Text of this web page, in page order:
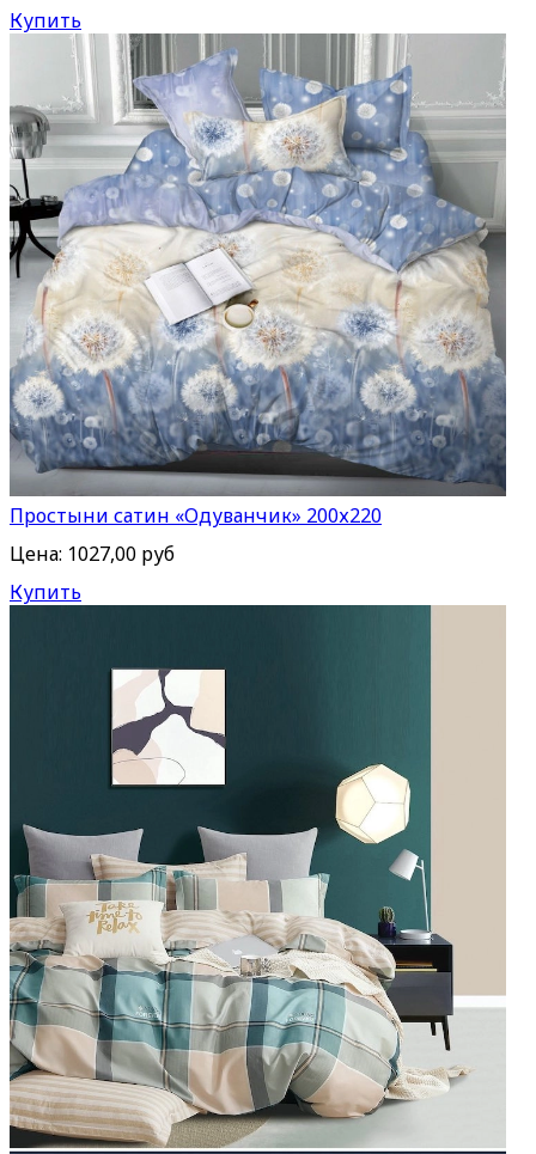
Купить
Простыни сатин «Одуванчик» 200х220
Цена: 1027,00 руб
Купить